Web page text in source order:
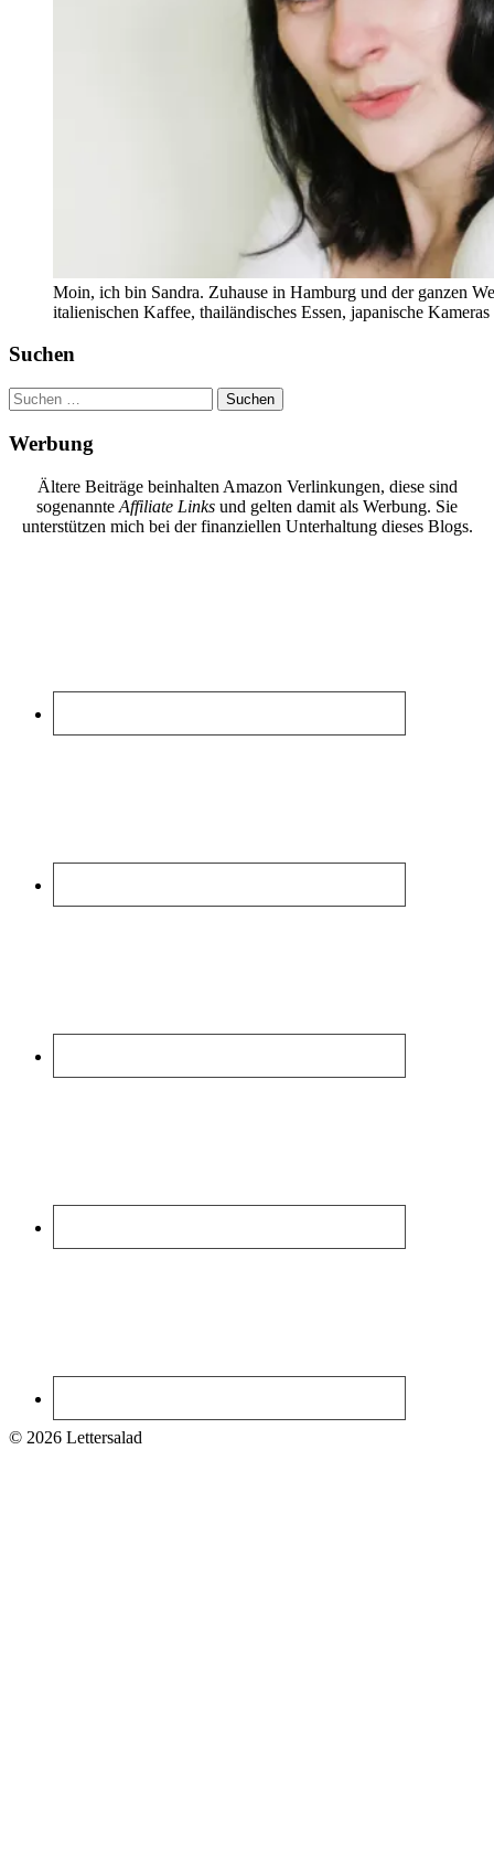
Moin, ich bin Sandra. Zuhause in Hamburg und der ganzen
italienischen Kaffee, thailändisches Essen, japanische
Suchen
Suchen
nach:
Werbung
Ältere Beiträge beinhalten Amazon Verlinkungen, diese sind
sogenannte Affiliate Links und gelten damit als Werbung. Sie
unterstützen mich bei der finanziellen Unterhaltung dieses Blogs.
© 2026 Lettersalad